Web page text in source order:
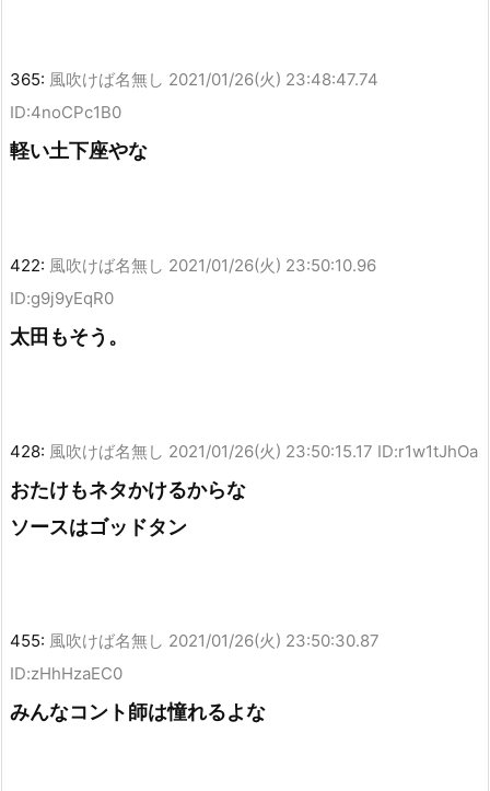
365: 風吹けば名無し 2021/01/26(火) 23:48:47.74
ID:4noCPc1B0
軽い土下座やな
422: 風吹けば名無し 2021/01/26(火) 23:50:10.96
ID:g9j9yEqR0
太田もそう。
428: 風吹けば名無し 2021/01/26(火) 23:50:15.17 ID:r1w1tJhOa
おたけもネタかけるからな
ソースはゴッドタン
455: 風吹けば名無し 2021/01/26(火) 23:50:30.87
ID:zHhHzaEC0
みんなコント師は憧れるよな